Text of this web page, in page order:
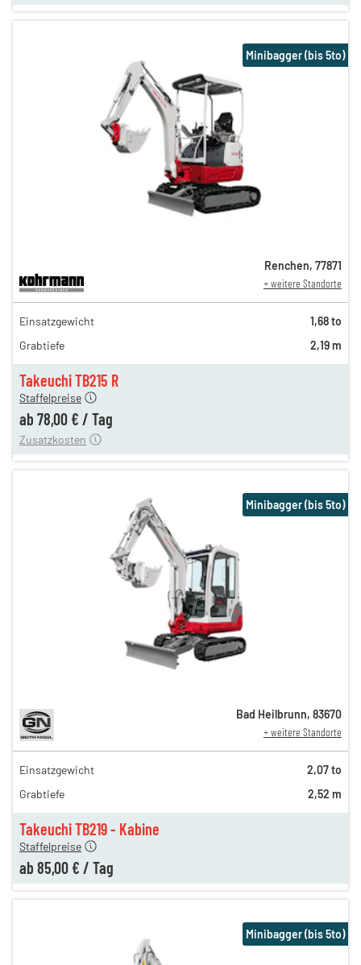
Takeuchi TB215 R
134,00 €
111,00 €
92,00 €
Staffelpreise
ab 78,00 € / Tag
12,00 €
Zusatzkosten
Minibagger (bis 5to)
Renchen, 77871
+ weitere Standorte
Einsatzgewicht
1,68 to
Grabtiefe
2,19 m
Takeuchi TB219 - Kabine
120,00 €
100,00 €
Staffelpreise
ab 85,00 € / Tag
Minibagger (bis 5to)
Bad Heilbrunn, 83670
+ weitere Standorte
Einsatzgewicht
2,07 to
Grabtiefe
2,52 m
Minibagger (bis 5to)